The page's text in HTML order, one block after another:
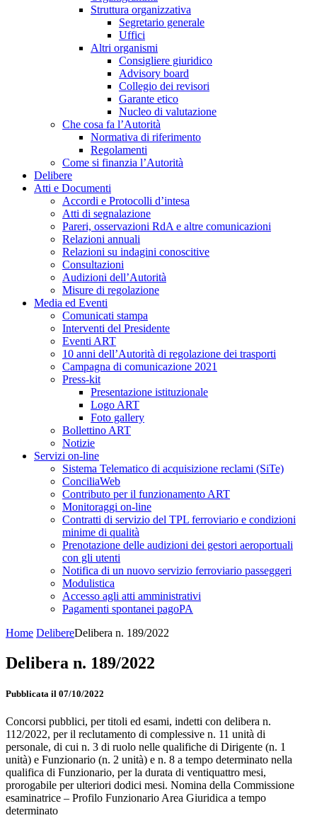
Struttura organizzativa
Segretario generale
Uffici
Altri organismi
Consigliere giuridico
Advisory board
Collegio dei revisori
Garante etico
Nucleo di valutazione
Che cosa fa l’Autorità
Normativa di riferimento
Regolamenti
Come si finanzia l’Autorità
Delibere
Atti e Documenti
Accordi e Protocolli d’intesa
Atti di segnalazione
Pareri, osservazioni RdA e altre comunicazioni
Relazioni annuali
Relazioni su indagini conoscitive
Consultazioni
Audizioni dell’Autorità
Misure di regolazione
Media ed Eventi
Comunicati stampa
Interventi del Presidente
Eventi ART
10 anni dell’Autorità di regolazione dei trasporti
Campagna di comunicazione 2021
Press-kit
Presentazione istituzionale
Logo ART
Foto gallery
Bollettino ART
Notizie
Servizi on-line
Sistema Telematico di acquisizione reclami (SiTe)
ConciliaWeb
Contributo per il funzionamento ART
Monitoraggi on-line
Contratti di servizio del TPL ferroviario e condizioni
minime di qualità
Prenotazione delle audizioni dei gestori aeroportuali
con gli utenti
Notifica di un nuovo servizio ferroviario passeggeri
Modulistica
Accesso agli atti amministrativi
Pagamenti spontanei pagoPA
Home DelibereDelibera n. 189/2022
Delibera n. 189/2022
Pubblicata il 07/10/2022
Concorsi pubblici, per titoli ed esami, indetti con delibera n.
112/2022, per il reclutamento di complessive n. 11 unità di
personale, di cui n. 3 di ruolo nelle qualifiche di Dirigente (n. 1
unità) e Funzionario (n. 2 unità) e n. 8 a tempo determinato nella
qualifica di Funzionario, per la durata di ventiquattro mesi,
prorogabile per ulteriori dodici mesi. Nomina della Commissione
esaminatrice – Profilo Funzionario Area Giuridica a tempo
determinato